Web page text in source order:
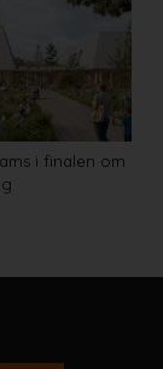
i finalen om